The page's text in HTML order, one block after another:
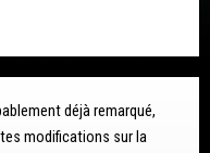
déjà remarqué,
modifications sur la